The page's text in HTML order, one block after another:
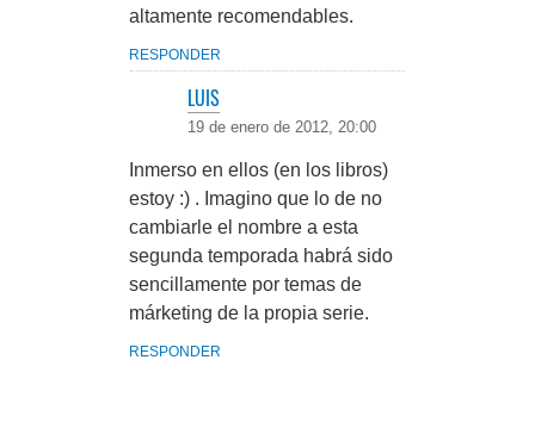
altamente recomendables.
RESPONDER
LUIS
19 de enero de 2012, 20:00
Inmerso en ellos (en los libros)
estoy :) . Imagino que lo de no
cambiarle el nombre a esta
segunda temporada habrá sido
sencillamente por temas de
márketing de la propia serie.
RESPONDER